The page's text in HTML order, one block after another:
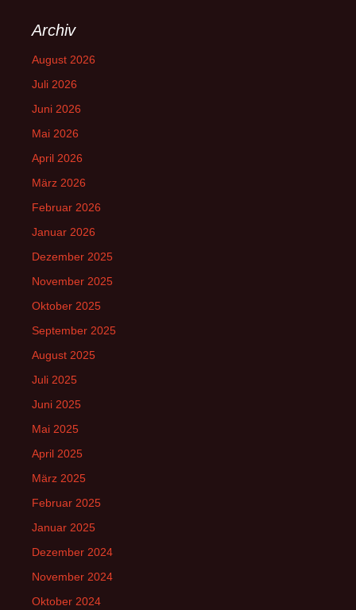
Archiv
August 2026
Juli 2026
Juni 2026
Mai 2026
April 2026
März 2026
Februar 2026
Januar 2026
Dezember 2025
November 2025
Oktober 2025
September 2025
August 2025
Juli 2025
Juni 2025
Mai 2025
April 2025
März 2025
Februar 2025
Januar 2025
Dezember 2024
November 2024
Oktober 2024